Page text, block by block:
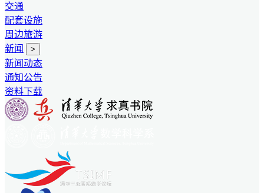
交通
配套设施
周边旅游
新闻
>
新闻动态
通知公告
资料下载